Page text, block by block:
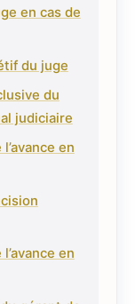
en cas de
du juge
du
judiciaire
en
en